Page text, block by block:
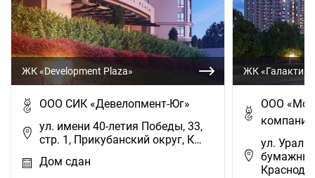
ЖК «Development Plaza»
ООО СИК «Девелопмент-Юг»
ул. имени 40-летия Победы, 33,
стр. 1, Прикубанский округ, К…
Дом сдан
ЖК
ООО
ул.
Краснод…